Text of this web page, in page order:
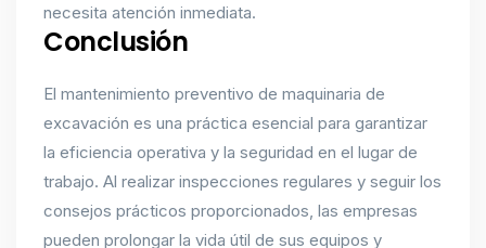
necesita atención inmediata.
Conclusión
El mantenimiento preventivo de maquinaria de
excavación es una práctica esencial para garantizar
la eficiencia operativa y la seguridad en el lugar de
trabajo. Al realizar inspecciones regulares y seguir los
consejos prácticos proporcionados, las empresas
pueden prolongar la vida útil de sus equipos y